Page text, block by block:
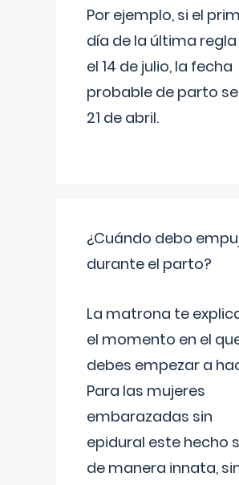
Por ejemplo, si el
día de la última
el 14 de julio, la fecha
probable de parto
21 de abril.
¿Cuándo debo
durante el parto?
La matrona te
el momento en el
debes empezar a
Para las mujeres
embarazadas sin
epidural este hecho
de manera innata,